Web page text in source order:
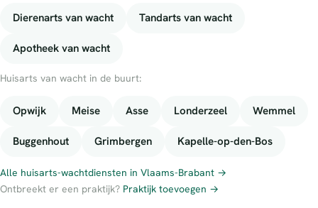
Dierenarts van wacht Tandarts van wacht
Apotheek van wacht
Huisarts van wacht in de buurt:
Opwijk Meise Asse Londerzeel Wemmel
Buggenhout Grimbergen Kapelle-op-den-Bos
Alle huisarts-wachtdiensten in Vlaams-Brabant →
Ontbreekt er een praktijk? Praktijk toevoegen →